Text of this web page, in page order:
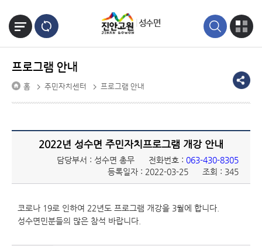
성수면
프로그램 안내
홈 주민자치센터 프로그램 안내
2022년 성수면 주민자치프로그램 개강 안내
담당부서 : 성수면 총무 전화번호 : 063-430-8305
등록일자 : 2022-03-25
조회 : 345
코로나 19로 인하여 22년도 프로그램 개강을 3월에 합니다.
성수면민분들의 많은 참석 바랍니다.